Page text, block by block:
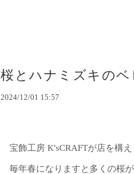
桜とハナミズキの
2024/12/01 15:57
宝飾工房 K'sCRAFTが店を構
毎年春になりますと多くの桜